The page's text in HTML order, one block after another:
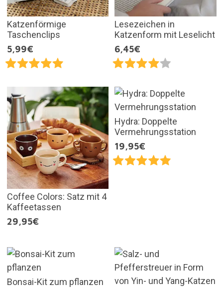
Katzenförmige
Taschenclips
5,99€
Lesezeichen in
Katzenform mit Leselicht
6,45€
Coffee Colors: Satz mit 4
Kaffeetassen
29,95€
Hydra: Doppelte
Vermehrungsstation
19,95€
Bonsai-Kit zum pflanzen